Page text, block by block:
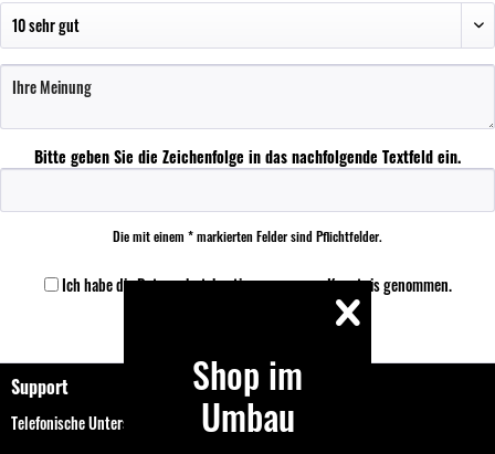
Bitte geben Sie die Zeichenfolge in das nachfolgende Textfeld ein.
Die mit einem * markierten Felder sind Pflichtfelder.
Ich habe dieDatenschutzbestimmungenzur Kenntnis genommen.
Support
Telefonische Unterstützung und Beratung unter:
Shop im
Umbau